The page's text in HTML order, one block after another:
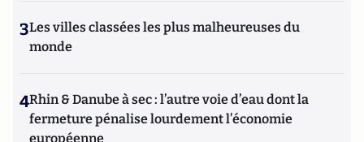
3Les villes classées les plus malheureuses du
monde
4Rhin & Danube à sec : l’autre voie d’eau dont la
fermeture pénalise lourdement l’économie
européenne